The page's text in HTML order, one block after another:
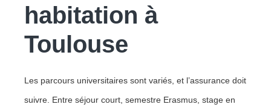
habitation à
Toulouse
Les parcours universitaires sont variés, et l’assurance doit
suivre. Entre séjour court, semestre Erasmus, stage en